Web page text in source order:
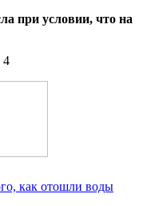
при условии, что на
как отошли воды